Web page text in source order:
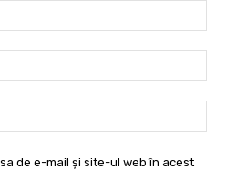
de e-mail și site-ul web în acest